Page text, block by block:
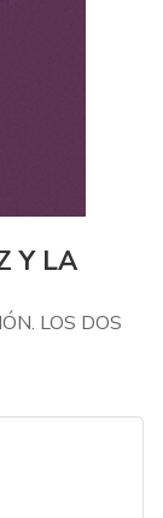
Y LA
LOS DOS